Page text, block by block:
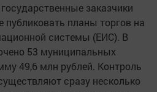
заказчики
публиковать планы торгов на
системы (ЕИС). В
53 муниципальных
49,6 млн рублей. Контроль
сразу несколько